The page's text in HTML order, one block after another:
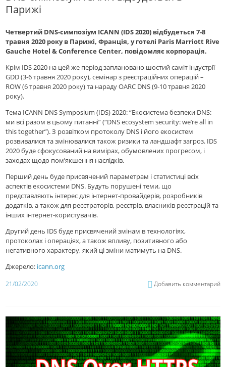
Парижі
Четвертий DNS-симпозіум ICANN (IDS 2020) відбудеться 7-8
травня 2020 року в Парижі, Франція, у готелі Paris Marriott Rive
Gauche Hotel & Conference Center, повідомляє корпорація.
Крім IDS 2020 на цей же період заплановано шостий саміт індустрії
GDD (3-6 травня 2020 року), семінар з реєстраційних операцій –
ROW (6 травня 2020 року) та нараду OARC DNS (9-10 травня 2020
року).
Тема ICANN DNS Symposium (IDS) 2020: “Екосистема безпеки DNS:
ми всі разом в цьому питанні” (“DNS ecosystem security: we’re all in
this together”). З розвiтком протоколу DNS і його екосистем
розвивалися та змiнювалися також ризики та ландшафт загроз. IDS
2020 буде сфокусований на вимірах, обумовлених прогресом, і
заходах щодо пом’якшення наслідків.
Перший день буде присвячений параметрам і статистиці всіх
аспектів екосистеми DNS. Будуть порушені теми, що
представляють інтерес для інтернет-провайдерів, розробників
додатків, а також для реєстраторів, реєстрів, власників реєстрацій та
інших інтернет-користувачів.
Другий день IDS буде присвячений змінам в технологіях,
протоколах і операціях, а також впливу, позитивного або
негативного характеру, який ці зміни матимуть на DNS.
Джерело: icann.org
21/02/2020 Добавить комментарий